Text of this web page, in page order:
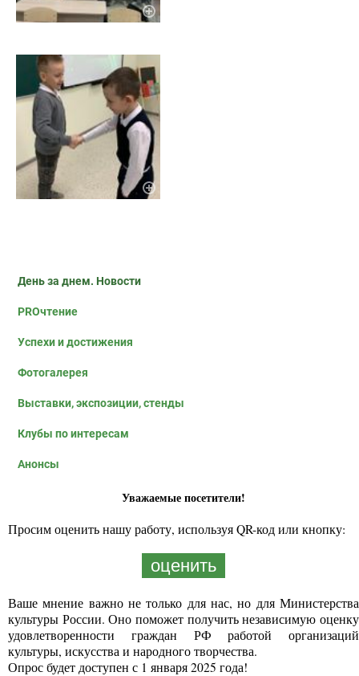
День за днем. Новости
PROчтение
Успехи и достижения
Фотогалерея
Выставки, экспозиции, стенды
Клубы по интересам
Анонсы
Уважаемые посетители!
Просим оценить нашу работу, используя QR-код или кнопку:
оценить
Ваше мнение важно не только для нас, но для Министерства
культуры России. Оно поможет получить независимую оценку
удовлетворенности граждан РФ работой организаций
культуры, искусства и народного творчества.
Опрос будет доступен с 1 января 2025 года!